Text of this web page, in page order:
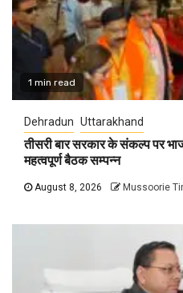
1 min read
Dehradun Uttarakhand
तीसरी बार सरकार के संकल्प पर
महत्वपूर्ण बैठक सम्पन्न
August 8, 2026 Mussoorie